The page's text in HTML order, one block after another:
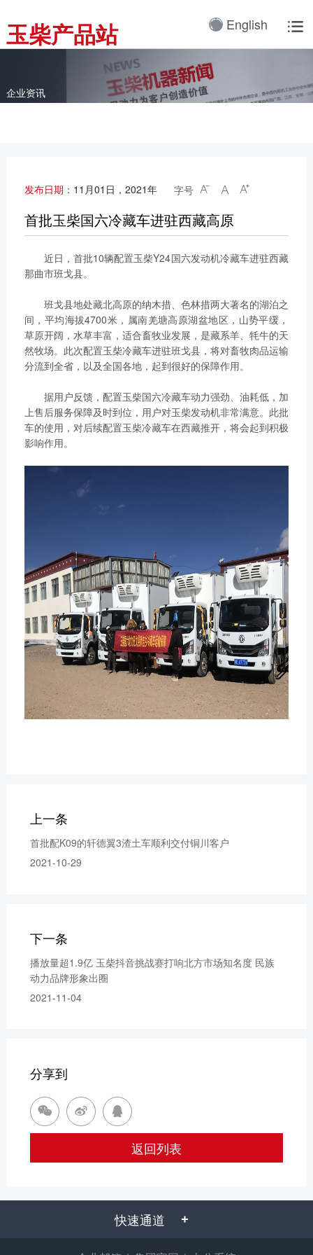
玉柴产品站 
English
产品与解决方案
卡车动力
工程机械动力
新能源动力
工业动力
发电系统
产品3D展厅
全球服务支持
服务理念
务网络，在国内建立了
12个商用车系统部/驻外
销售大区、18个通机大
区驻外销售大区、13个
船电驻外营销中心、5个
玉柴芯蓝驻外销售大区、
31个服务与后市场驻外
站、6000多家配件销售
网点；在亚洲、美洲、非
洲、欧洲等地设立了21
个销售大区、8个船电驻
外营销中心，490多家服
务代理商，44家船电销
服一体代理商，1500多
获取更多帮助
联系我们
订购咨询
销售服务热线：
0775-3220350
24小时售后服务热线：
全球服务网络
海外服务网络
服务理念
服务理念与服务承诺
服务政策
我们的公司
研发实力
司始建于1951年，是一
家以动力系统为圆心、实
施同心多元化发展的国有
拥有20多家全资、控
股、参股二级子公司，涉
及发动机制造及其产业
链、物流及供应链服务，
新能源产业及相关服务等
三大产业板块，在广西、
广东、江苏、安徽、湖
北、重庆、辽宁等地均有
产业基地布局。
了解更多
订购咨询
销售服务热线：
0775-3220350
24小时售后服务热线：
+86 95098
企业资讯
发布日期： 11月01日，2021年 字号   
首批玉柴国六冷藏车进驻西藏高原
近日，首批10辆配置玉柴Y24国六发动机冷藏车进驻西藏
那曲市班戈县。
班戈县地处藏北高原的纳木措、色林措两大著名的湖泊之
间，平均海拔4700米，属南羌塘高原湖盆地区，山势平缓，
草原开阔，水草丰富，适合畜牧业发展，是藏系羊、牦牛的天
然牧场。此次配置玉柴冷藏车进驻班戈县，将对畜牧肉品运输
分流到全省，以及全国各地，起到很好的保障作用。
据用户反馈，配置玉柴国六冷藏车动力强劲、油耗低，加
上售后服务保障及时到位，用户对玉柴发动机非常满意。此批
车的使用，对后续配置玉柴冷藏车在西藏推开，将会起到积极
影响作用。
上一条
首批配K09的轩德翼3渣土车顺利交付铜川客户
2021-10-29
下一条
播放量超1.9亿 玉柴抖音挑战赛打响北方市场知名度 民族
动力品牌形象出圈
2021-11-04
分享到
  
返回列表
快速通道